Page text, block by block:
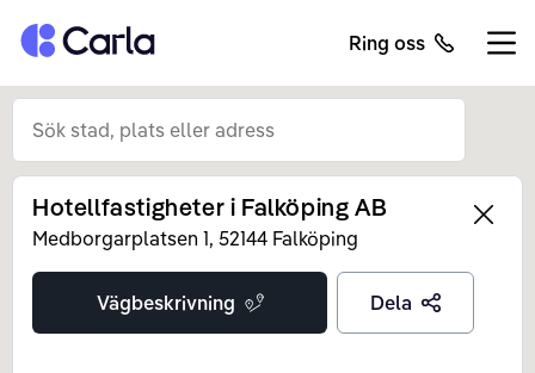
Tillbaka till startsidan Ring oss
Left
Hotellfastigheter i Falköping AB
Medborgarplatsen 1, 52144 Falköping
Vägbeskrivning Dela